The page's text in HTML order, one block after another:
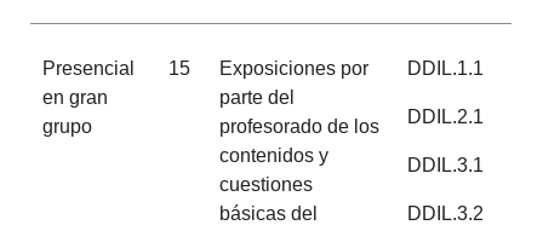
Presencial
en gran
grupo
15
Exposiciones por
parte del
profesorado de los
contenidos y
cuestiones
básicas del
DDIL.1.1
DDIL.2.1
DDIL.3.1
DDIL.3.2